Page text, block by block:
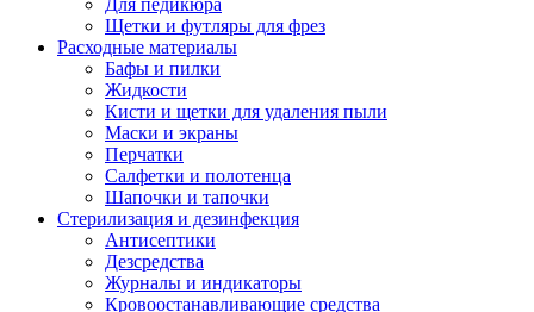
Для педикюра
Щетки и футляры для фрез
Расходные материалы
Бафы и пилки
Жидкости
Кисти и щетки для удаления пыли
Маски и экраны
Перчатки
Салфетки и полотенца
Шапочки и тапочки
Стерилизация и дезинфекция
Антисептики
Дезсредства
Журналы и индикаторы
Кровоостанавливающие средства